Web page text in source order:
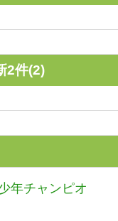
2件(2)
年チャンピオ